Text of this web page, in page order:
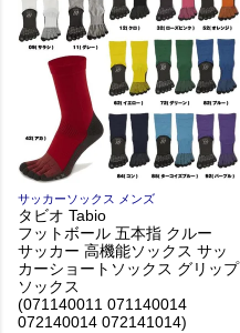
サッカーソックス メンズ
タビオ Tabio
フットボール 五本指 クルー
サッカー 高機能ソックス サッ
カーショートソックス グリップ
ソックス
(071140011 071140014
072140014 072141014)